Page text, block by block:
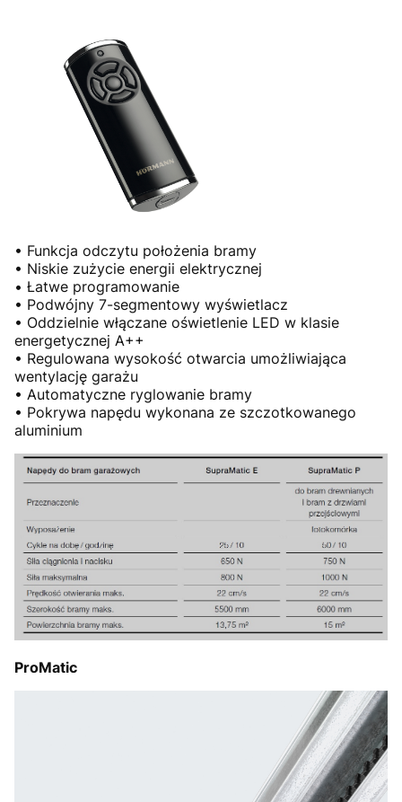
• Funkcja odczytu położenia bramy
• Niskie zużycie energii elektrycznej
• Łatwe programowanie
• Podwójny 7-segmentowy wyświetlacz
• Oddzielnie włączane oświetlenie LED w klasie
energetycznej A++
• Regulowana wysokość otwarcia umożliwiająca
wentylację garażu
• Automatyczne ryglowanie bramy
• Pokrywa napędu wykonana ze szczotkowanego
aluminium
ProMatic